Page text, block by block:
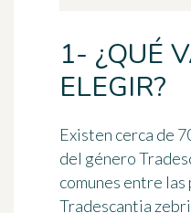
1- ¿QUÉ
ELEGIR?
Existen cerca de
del género
comunes entre
Tradescantia